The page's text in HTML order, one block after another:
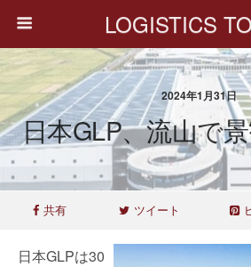
LOGISTICS
2024年1月31日
日本GLP、流山で
共有 ツイート
日本GLPは30